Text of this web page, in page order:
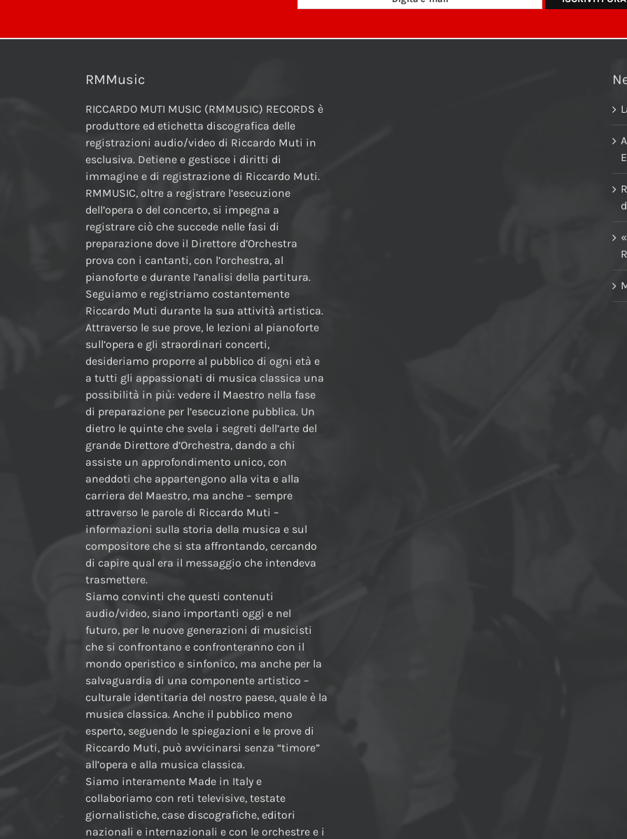
RMMusic
RICCARDO MUTI MUSIC (RMMUSIC) RECORDS è
produttore ed etichetta discografica delle
registrazioni audio/video di Riccardo Muti in
esclusiva. Detiene e gestisce i diritti di
immagine e di registrazione di Riccardo Muti.
RMMUSIC, oltre a registrare l’esecuzione
dell’opera o del concerto, si impegna a
registrare ciò che succede nelle fasi di
preparazione dove il Direttore d’Orchestra
prova con i cantanti, con l’orchestra, al
pianoforte e durante l’analisi della partitura.
Seguiamo e registriamo costantemente
Riccardo Muti durante la sua attività artistica.
Attraverso le sue prove, le lezioni al pianoforte
sull’opera e gli straordinari concerti,
desideriamo proporre al pubblico di ogni età e
a tutti gli appassionati di musica classica una
possibilità in più: vedere il Maestro nella fase
di preparazione per l’esecuzione pubblica. Un
dietro le quinte che svela i segreti dell’arte del
grande Direttore d’Orchestra, dando a chi
assiste un approfondimento unico, con
aneddoti che appartengono alla vita e alla
carriera del Maestro, ma anche – sempre
attraverso le parole di Riccardo Muti –
informazioni sulla storia della musica e sul
compositore che si sta affrontando, cercando
di capire qual era il messaggio che intendeva
trasmettere.
Siamo convinti che questi contenuti
audio/video, siano importanti oggi e nel
futuro, per le nuove generazioni di musicisti
che si confrontano e confronteranno con il
mondo operistico e sinfonico, ma anche per la
salvaguardia di una componente artistico –
culturale identitaria del nostro paese, quale è la
musica classica. Anche il pubblico meno
esperto, seguendo le spiegazioni e le prove di
Riccardo Muti, può avvicinarsi senza “timore”
all’opera e alla musica classica.
Siamo interamente Made in Italy e
collaboriamo con reti televisive, testate
giornalistiche, case discografiche, editori
nazionali e internazionali e con le orchestre e i